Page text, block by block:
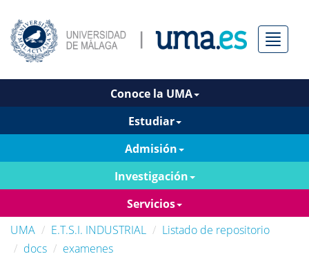
Menú
Conoce la UMA
Estudiar
Admisión
Investigación
Servicios
UMA
E.T.S.I. INDUSTRIAL
Listado de repositorio
docs
examenes